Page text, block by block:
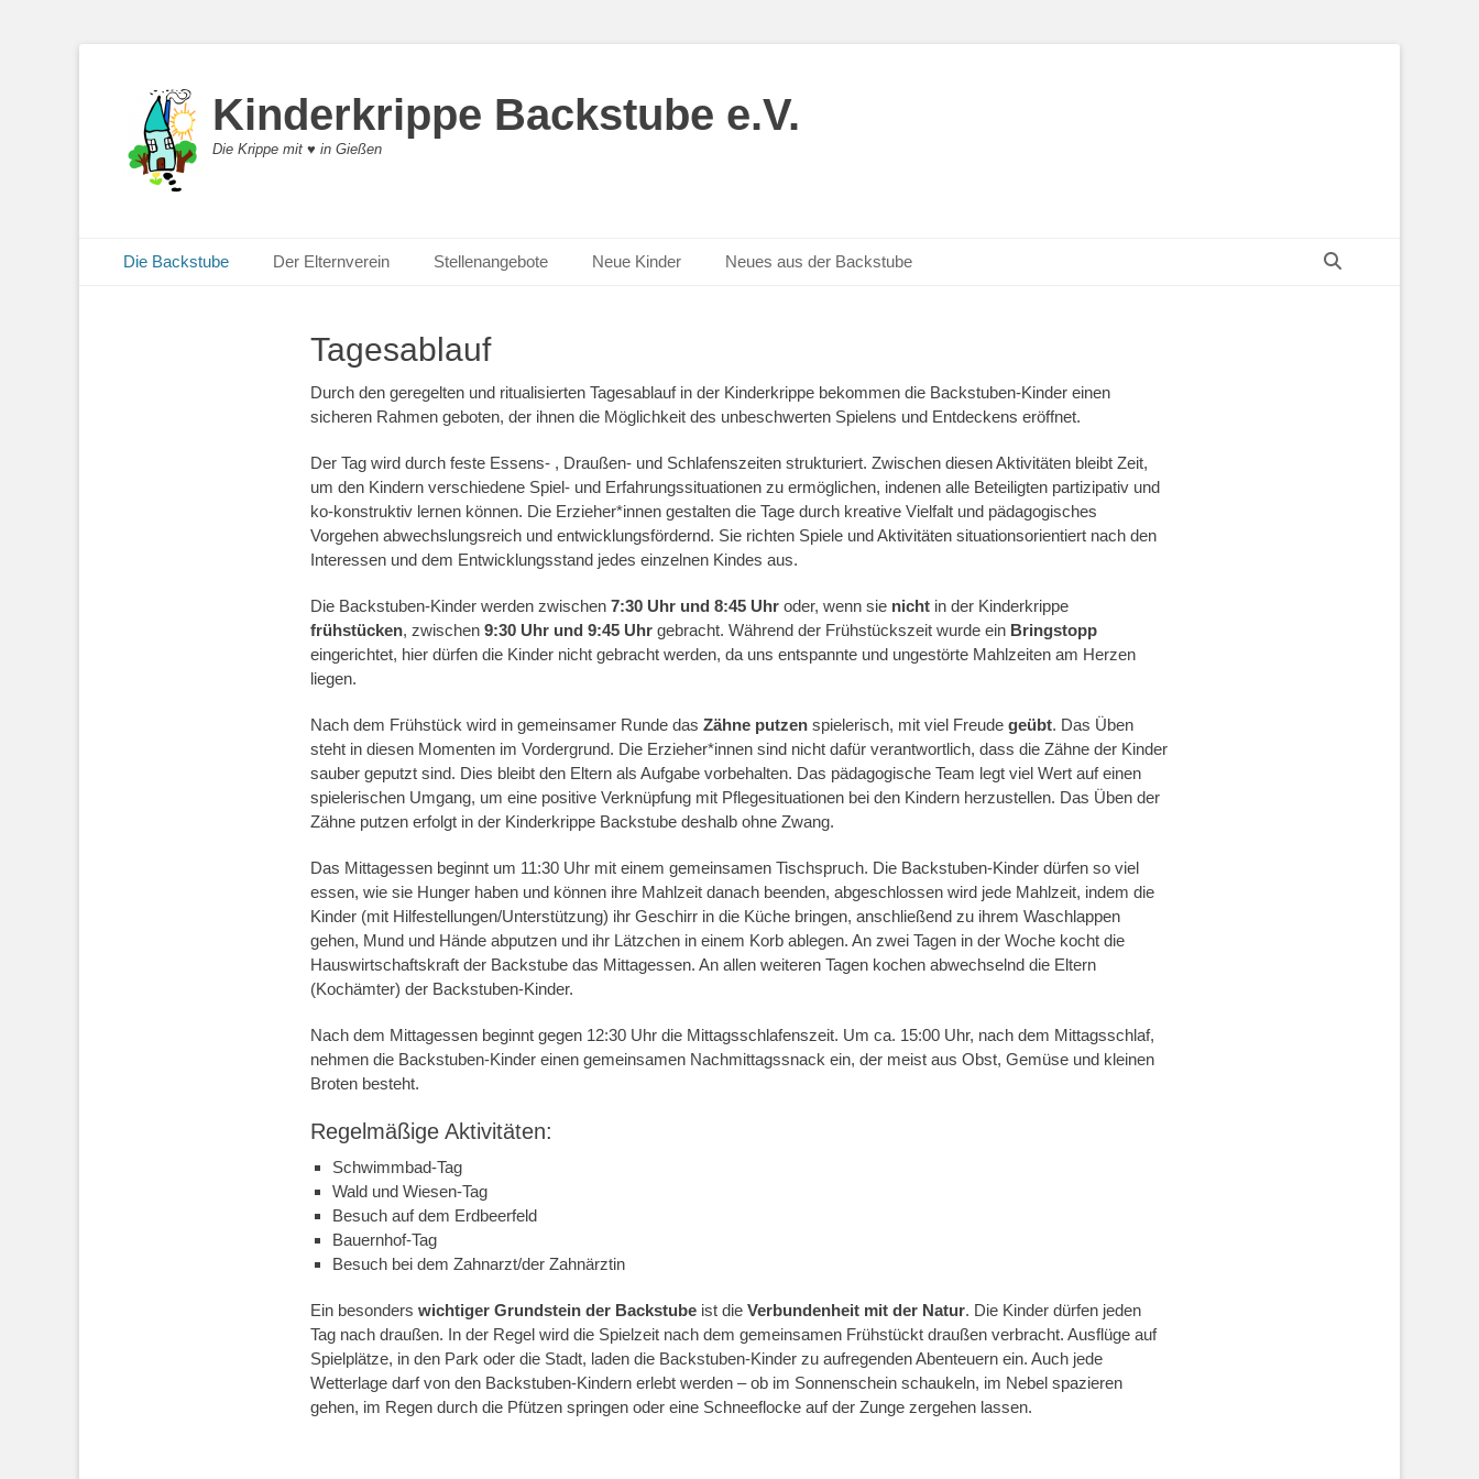
Kinderkrippe Backstube e.V.
Die Krippe mit ♥︎ in Gießen
Primäres Menü
Inhalt
Die Backstube Der Elternverein Stellenangebote Neue Kinder Neues aus der Backstube
Tagesablauf
Durch den geregelten und ritualisierten Tagesablauf in der Kinderkrippe bekommen die Backstuben-Kinder einen
sicheren Rahmen geboten, der ihnen die Möglichkeit des unbeschwerten Spielens und Entdeckens eröffnet.
Der Tag wird durch feste Essens- , Draußen- und Schlafenszeiten strukturiert. Zwischen diesen Aktivitäten bleibt Zeit,
um den Kindern verschiedene Spiel- und Erfahrungssituationen zu ermöglichen, indenen alle Beteiligten partizipativ und
ko-konstruktiv lernen können. Die Erzieher*innen gestalten die Tage durch kreative Vielfalt und pädagogisches
Vorgehen abwechslungsreich und entwicklungsfördernd. Sie richten Spiele und Aktivitäten situationsorientiert nach den
Interessen und dem Entwicklungsstand jedes einzelnen Kindes aus.
Die Backstuben-Kinder werden zwischen 7:30 Uhr und 8:45 Uhr oder, wenn sie nicht in der Kinderkrippe
frühstücken, zwischen 9:30 Uhr und 9:45 Uhr gebracht. Während der Frühstückszeit wurde ein Bringstopp
eingerichtet, hier dürfen die Kinder nicht gebracht werden, da uns entspannte und ungestörte Mahlzeiten am Herzen
liegen.
Nach dem Frühstück wird in gemeinsamer Runde das Zähne putzen spielerisch, mit viel Freude geübt. Das Üben
steht in diesen Momenten im Vordergrund. Die Erzieher*innen sind nicht dafür verantwortlich, dass die Zähne der Kinder
sauber geputzt sind. Dies bleibt den Eltern als Aufgabe vorbehalten. Das pädagogische Team legt viel Wert auf einen
spielerischen Umgang, um eine positive Verknüpfung mit Pflegesituationen bei den Kindern herzustellen. Das Üben der
Zähne putzen erfolgt in der Kinderkrippe Backstube deshalb ohne Zwang.
Das Mittagessen beginnt um 11:30 Uhr mit einem gemeinsamen Tischspruch. Die Backstuben-Kinder dürfen so viel
essen, wie sie Hunger haben und können ihre Mahlzeit danach beenden, abgeschlossen wird jede Mahlzeit, indem die
Kinder (mit Hilfestellungen/Unterstützung) ihr Geschirr in die Küche bringen, anschließend zu ihrem Waschlappen
gehen, Mund und Hände abputzen und ihr Lätzchen in einem Korb ablegen. An zwei Tagen in der Woche kocht die
Hauswirtschaftskraft der Backstube das Mittagessen. An allen weiteren Tagen kochen abwechselnd die Eltern
(Kochämter) der Backstuben-Kinder.
Nach dem Mittagessen beginnt gegen 12:30 Uhr die Mittagsschlafenszeit. Um ca. 15:00 Uhr, nach dem Mittagsschlaf,
nehmen die Backstuben-Kinder einen gemeinsamen Nachmittagssnack ein, der meist aus Obst, Gemüse und kleinen
Broten besteht.
Regelmäßige Aktivitäten:
Schwimmbad-Tag
Wald und Wiesen-Tag
Besuch auf dem Erdbeerfeld
Bauernhof-Tag
Besuch bei dem Zahnarzt/der Zahnärztin
Ein besonders wichtiger Grundstein der Backstube ist die Verbundenheit mit der Natur. Die Kinder dürfen jeden
Tag nach draußen. In der Regel wird die Spielzeit nach dem gemeinsamen Frühstückt draußen verbracht. Ausflüge auf
Spielplätze, in den Park oder die Stadt, laden die Backstuben-Kinder zu aufregenden Abenteuern ein. Auch jede
Wetterlage darf von den Backstuben-Kindern erlebt werden – ob im Sonnenschein schaukeln, im Nebel spazieren
gehen, im Regen durch die Pfützen springen oder eine Schneeflocke auf der Zunge zergehen lassen.